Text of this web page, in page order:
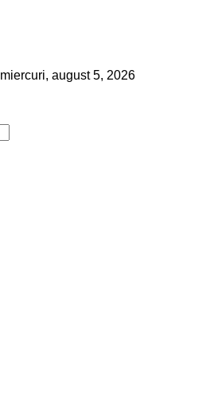
miercuri, august 5, 2026